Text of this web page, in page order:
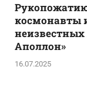
космонавты
неизвестных
Аполлон»
16.07.2025